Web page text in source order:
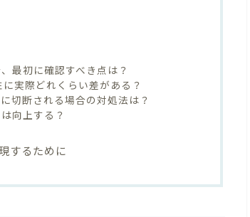
最初に確認すべき点は？
実際どれくらい差がある？
切断される場合の対処法は？
向上する？
するために